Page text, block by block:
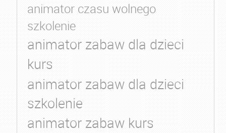
animator czasu wolnego
szkolenie
animator zabaw dla dzieci
kurs
animator zabaw dla dzieci
szkolenie
animator zabaw kurs